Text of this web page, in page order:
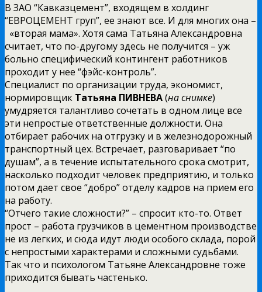
В ЗАО “Кавказцемент”, входящем в холдинг
“ЕВРОЦЕМЕНТ груп”, ее знают все. И для многих она –
«вторая мама». Хотя сама Татьяна Александровна
считает, что по-другому здесь не получится – уж
больно специфический контингент работников
проходит у нее “фэйс-контроль”.
Специалист по организации труда, экономист,
нормировщик Татьяна ПИВНЕВА(на снимке)
умудряется талантливо сочетать в одном лице все
эти непростые ответственные должности. Она
отбирает рабочих на отгрузку и в железнодорожный
транспортный цех. Встречает, разговаривает “по
душам”, а в течение испытательного срока смотрит,
насколько подходит человек предприятию, и только
потом дает свое “добро” отделу кадров на прием его
на работу.
“Отчего такие сложности?” – спросит кто-то. Ответ
прост – работа грузчиков в цементном производстве
не из легких, и сюда идут люди особого склада, порой
с непростыми характерами и сложными судьбами.
Так что и психологом Татьяне Александровне тоже
приходится бывать частенько.